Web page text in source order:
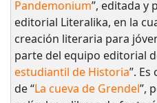
Pandemonium”, editada y
editorial Literalika, en la
creación literaria para
parte del equipo editorial
estudiantil de Historia”.
de “La cueva de Grendel”,